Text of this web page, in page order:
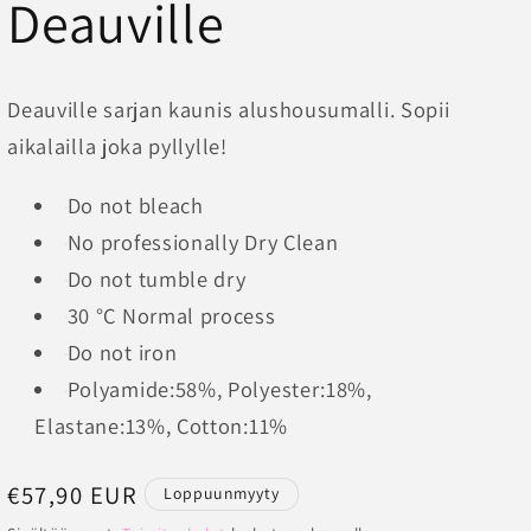
Deauville
Deauville sarjan kaunis alushousumalli. Sopii
aikalailla joka pyllylle!
Do not bleach
No professionally Dry Clean
Do not tumble dry
30 °C Normal process
Do not iron
Polyamide:58%, Polyester:18%,
Elastane:13%, Cotton:11%
Normaalihinta
€57,90 EUR
Loppuunmyyty